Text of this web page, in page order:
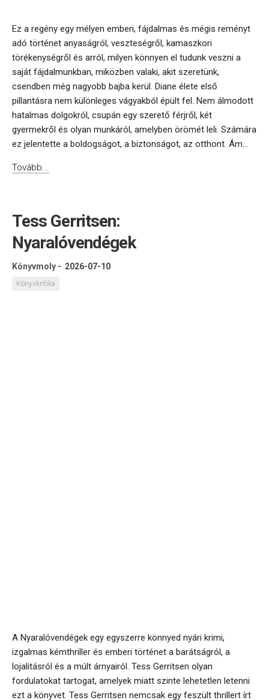
Ez a regény egy mélyen emberi, fájdalmas és mégis reményt
adó történet anyaságról, veszteségről, kamaszkori
törékenységről és arról, milyen könnyen el tudunk veszni a
saját fájdalmunkban, miközben valaki, akit szeretünk,
csendben még nagyobb bajba kerül. Diane élete első
pillantásra nem különleges vágyakból épült fel. Nem álmodott
hatalmas dolgokról, csupán egy szerető férjről, két
gyermekről és olyan munkáról, amelyben örömét leli. Számára
ez jelentette a boldogságot, a biztonságot, az otthont. Ám...
Tovább...
Tess Gerritsen:
Nyaralóvendégek
Könyvmoly - 2026-07-10
Könyvkritika
A Nyaralóvendégek egy egyszerre könnyed nyári krimi,
izgalmas kémthriller és emberi történet a barátságról, a
lojalitásról és a múlt árnyairól. Tess Gerritsen olyan
fordulatokat tartogat, amelyek miatt szinte lehetetlen letenni
ezt a könyvet. Tess Gerritsen nemcsak egy feszült thrillert írt